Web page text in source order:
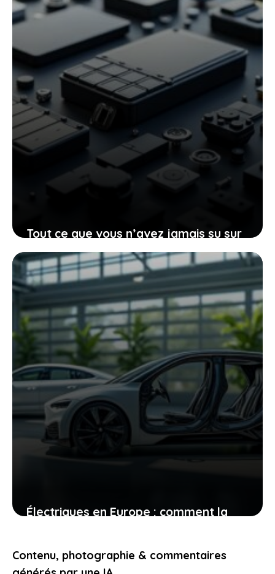
13 juin 2026
Tout ce que vous n’avez jamais su sur
la vie des batteries dans les véhicules
électriques usés
13 juin 2026
Électriques en Europe : comment la
pour les constructeurs locaux
9 juin 2026
Contenu, photographie & commentaires